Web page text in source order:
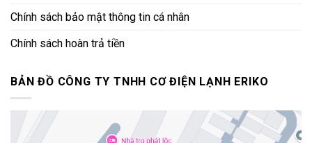
Chính sách bảo mật thông tin cá nhân
Chính sách hoàn trả tiền
BẢN ĐỒ CÔNG TY TNHH CƠ ĐIỆN LẠNH ERIKO